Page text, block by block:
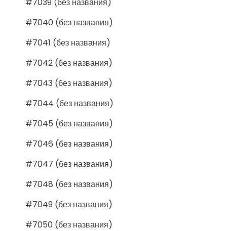
#7040 (без названия)
#7041 (без названия)
#7042 (без названия)
#7043 (без названия)
#7044 (без названия)
#7045 (без названия)
#7046 (без названия)
#7047 (без названия)
#7048 (без названия)
#7049 (без названия)
#7050 (без названия)